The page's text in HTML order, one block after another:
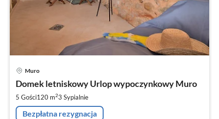
Muro
Domek letniskowy Urlop wypoczynkowy Muro
5 Gości120 m23 Sypialnie
Bezpłatna rezygnacja